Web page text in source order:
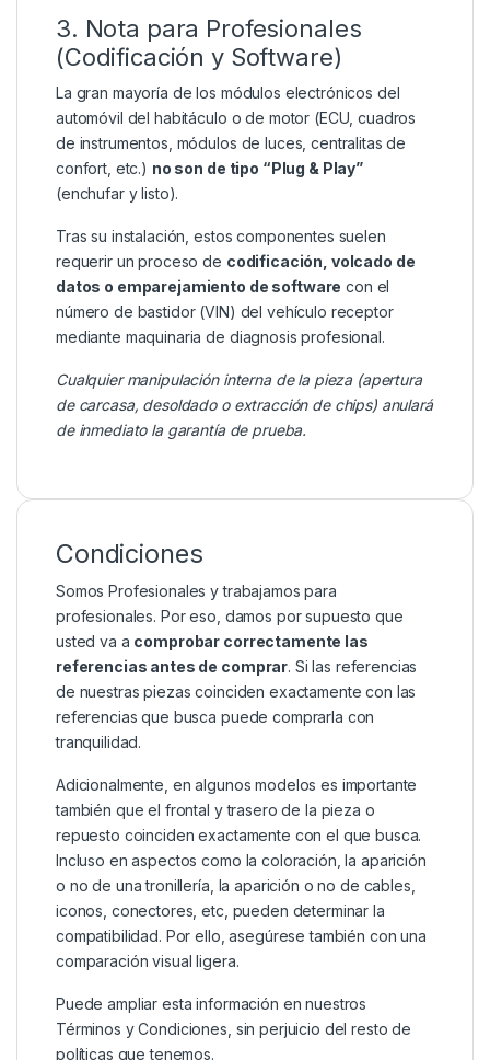
3. Nota para Profesionales
(Codificación y Software)
La gran mayoría de los módulos electrónicos del
automóvil del habitáculo o de motor (ECU, cuadros
de instrumentos, módulos de luces, centralitas de
confort, etc.) no son de tipo “Plug & Play”
(enchufar y listo).
Tras su instalación, estos componentes suelen
requerir un proceso de codificación, volcado de
datos o emparejamiento de software con el
número de bastidor (VIN) del vehículo receptor
mediante maquinaria de diagnosis profesional.
Cualquier manipulación interna de la pieza (apertura
de carcasa, desoldado o extracción de chips) anulará
de inmediato la garantía de prueba.
Condiciones
Somos Profesionales y trabajamos para
profesionales. Por eso, damos por supuesto que
usted va a comprobar correctamente las
referencias antes de comprar. Si las referencias
de nuestras piezas coinciden exactamente con las
referencias que busca puede comprarla con
tranquilidad.
Adicionalmente, en algunos modelos es importante
también que el frontal y trasero de la pieza o
repuesto coinciden exactamente con el que busca.
Incluso en aspectos como la coloración, la aparición
o no de una tronillería, la aparición o no de cables,
iconos, conectores, etc, pueden determinar la
compatibilidad. Por ello, asegúrese también con una
comparación visual ligera.
Puede ampliar esta información en nuestros
Términos y Condiciones , sin perjuicio del resto de
políticas que tenemos.